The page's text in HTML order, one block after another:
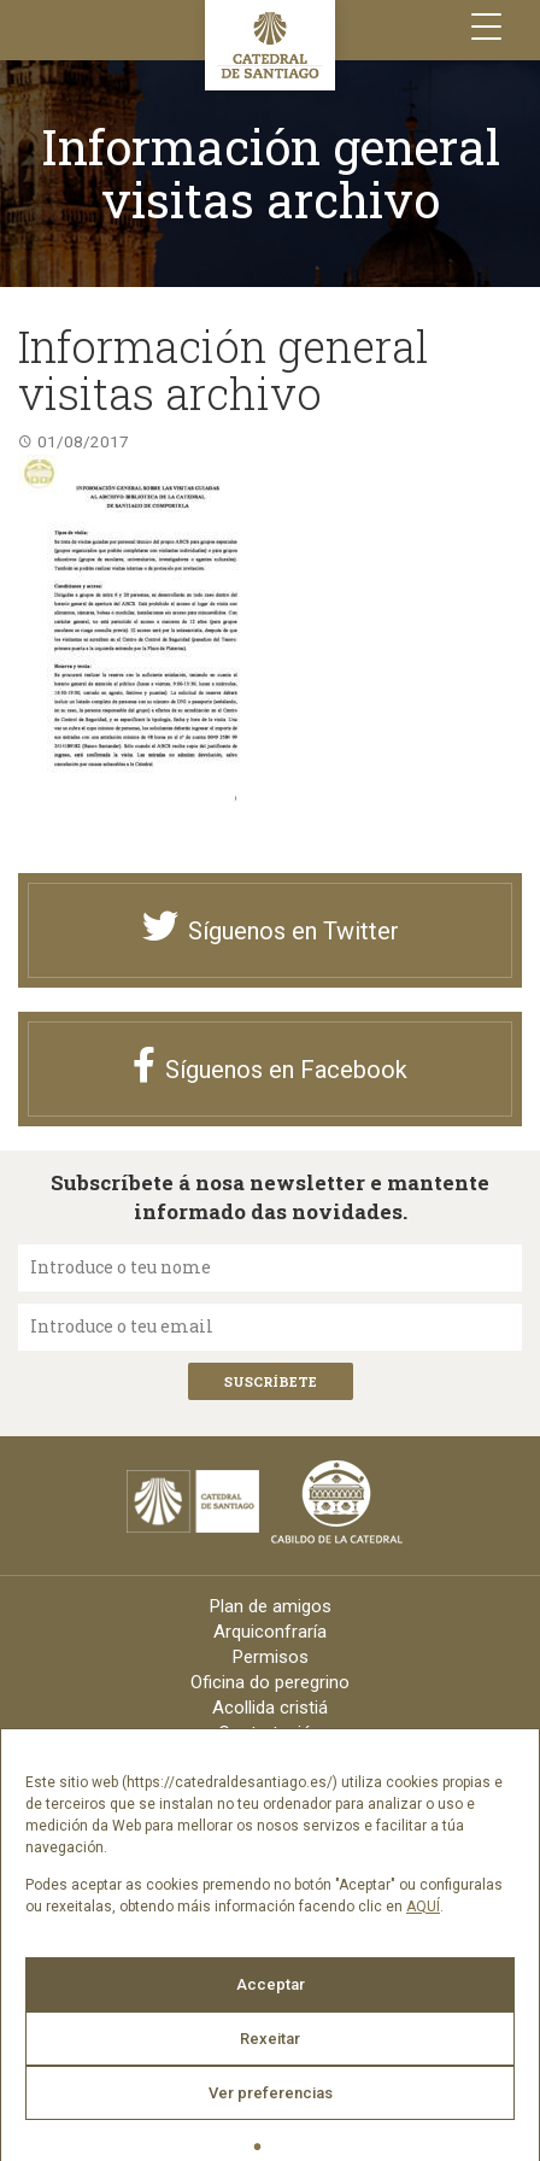
Este sitio web (https://catedraldesantiago.es/) utiliza cookies propias e
de terceiros que se instalan no teu ordenador para analizar o uso e
medición da Web para mellorar os nosos servizos e facilitar a túa
navegación.
Podes aceptar as cookies premendo no botón "Aceptar" ou configuralas
ou rexeitalas, obtendo máis información facendo clic en AQUÍ.
Acceptar
Rexeitar
Ver preferencias
Toggle
navigation
Información general
visitas archivo
Información general
visitas archivo
01/08/2017
Síguenos en Twitter
Síguenos en Facebook
Subscríbete á nosa newsletter e mantente
informado das novidades.
Introduce o teu nome
Introduce o teu email
Plan de amigos
Arquiconfraría
Permisos
Oficina do peregrino
Acollida cristiá
Contratación
Arquidiócese
Créditos
Catálogo Dixital
2026 © Catedral de Santiago de Compostela -